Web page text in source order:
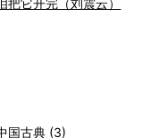
它开完（刘震云）
国古典 (3)